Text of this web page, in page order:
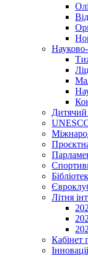
Науково-
Дитячий
Літня
Кабінет